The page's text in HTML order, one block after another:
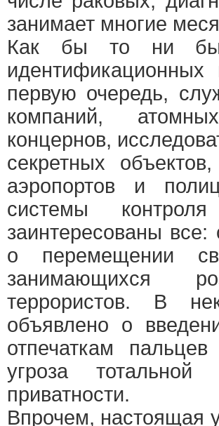
занимает многие
Как бы то ни
первую очередь,
компаний,
концернов,
секретных
аэропортов и
системы
заинтересованы
о перемещении
занимающихся
террористов. В
объявлено о
отпечаткам
угроза
приватности.
Впрочем, настоящая